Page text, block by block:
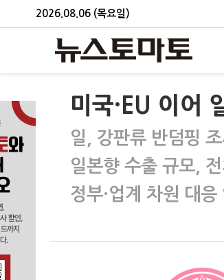
2026.08.06 (목요일)
미국·EU 이어
일, 강판류 반덤핑
일본향 수출 규모, 전
정부·업계 차원 대응